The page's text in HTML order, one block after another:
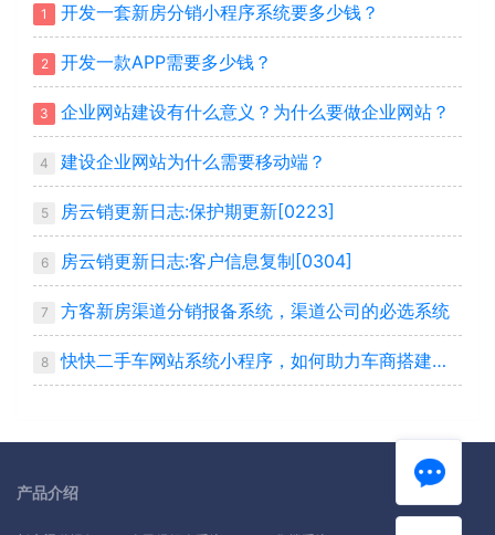
1 开发一套新房分销小程序系统要多少钱？
2 开发一款APP需要多少钱？
3 企业网站建设有什么意义？为什么要做企业网站？
4 建设企业网站为什么需要移动端？
5 房云销更新日志:保护期更新[0223]
6 房云销更新日志:客户信息复制[0304]
7 方客新房渠道分销报备系统，渠道公司的必选系统
8 快快二手车网站系统小程序，如何助力车商搭建自己平台
产品介绍